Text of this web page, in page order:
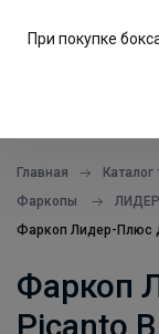
Главная Каталог
Фаркопы
Фаркоп Лидер-Плюс
Фаркоп
Picanto
При покупке